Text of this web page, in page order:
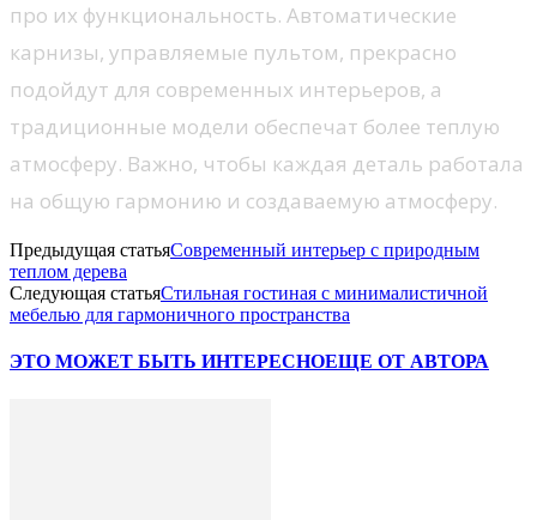
про их функциональность. Автоматические
карнизы, управляемые пультом, прекрасно
подойдут для современных интерьеров, а
традиционные модели обеспечат более теплую
атмосферу. Важно, чтобы каждая деталь работала
на общую гармонию и создаваемую атмосферу.
Предыдущая статьяСовременный интерьер с природным
теплом дерева
Следующая статьяСтильная гостиная с минималистичной
мебелью для гармоничного пространства
ЭТО МОЖЕТ БЫТЬ ИНТЕРЕСНОЕЩЕ ОТ АВТОРА